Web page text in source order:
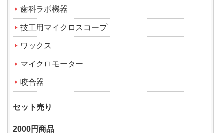
歯科ラボ機器
技工用マイクロスコープ
ワックス
マイクロモーター
咬合器
セット売り
2000円商品